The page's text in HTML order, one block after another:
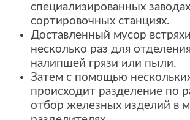
специализированных
сортировочных станциях.
Доставленный мусор
несколько раз для
налипшей грязи или пыли.
Затем с помощью
происходит разделение по
отбор железных изделий в